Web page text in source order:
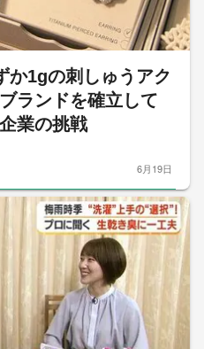
1gの刺しゅうアク
ランドを確立して
業の挑戦
6月19日